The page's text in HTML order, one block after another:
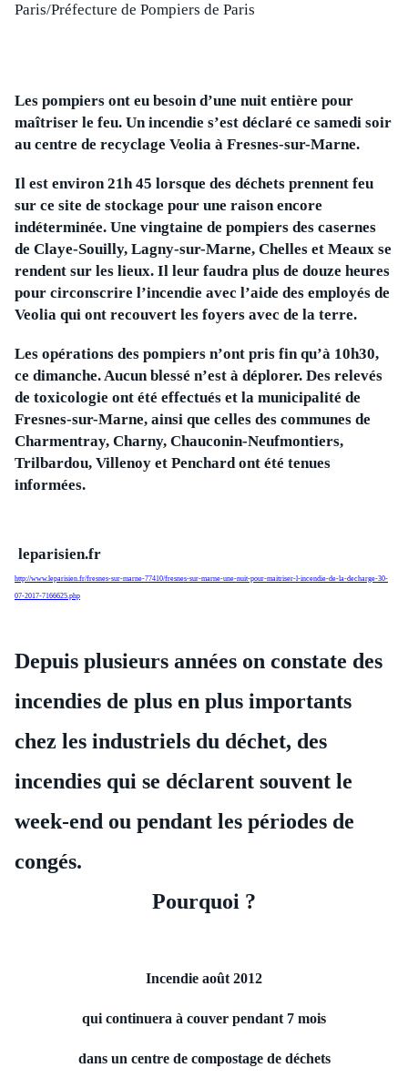
Paris/Préfecture de Pompiers de Paris
Les pompiers ont eu besoin d’une nuit entière pour
maîtriser le feu. Un incendie s’est déclaré ce samedi soir
au centre de recyclage Veolia à Fresnes-sur-Marne.
Il est environ 21h 45 lorsque des déchets prennent feu
sur ce site de stockage pour une raison encore
indéterminée. Une vingtaine de pompiers des casernes
de Claye-Souilly, Lagny-sur-Marne, Chelles et Meaux se
rendent sur les lieux. Il leur faudra plus de douze heures
pour circonscrire l’incendie avec l’aide des employés de
Veolia qui ont recouvert les foyers avec de la terre.
Les opérations des pompiers n’ont pris fin qu’à 10h30,
ce dimanche. Aucun blessé n’est à déplorer. Des relevés
de toxicologie ont été effectués et la municipalité de
Fresnes-sur-Marne, ainsi que celles des communes de
Charmentray, Charny, Chauconin-Neufmontiers,
Trilbardou, Villenoy et Penchard ont été tenues
informées.
leparisien.fr
http://www.leparisien.fr/fresnes-sur-marne-77410/fresnes-sur-marne-une-nuit-pour-maitriser-l-incendie-de-la-decharge-30-
07-2017-7166625.php
Depuis plusieurs années on constate des
incendies de plus en plus importants
chez les industriels du déchet, des
incendies qui se déclarent souvent le
week-end ou pendant les périodes de
congés.
Pourquoi ?
Incendie août 2012
qui continuera à couver pendant 7 mois
dans un centre de compostage de déchets